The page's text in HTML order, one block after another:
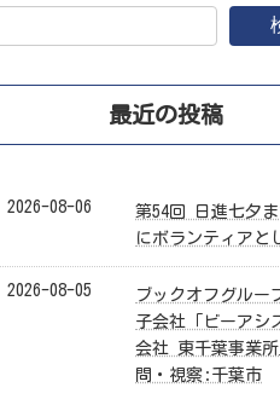
最近の投稿
2026-08-06
第54回 日進七夕ま
にボランティアと
2026-08-05
ブックオフグルー
子会社「ビーアシ
会社 東千葉事業
問・視察:千葉市